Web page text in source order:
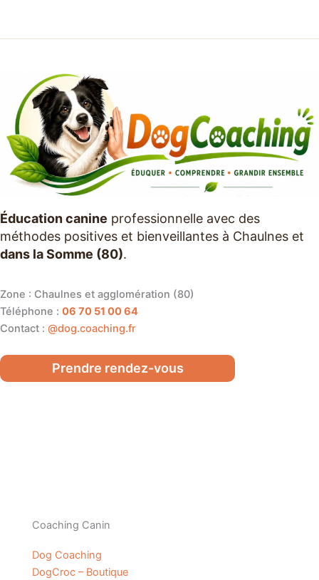
Éducation canine professionnelle avec des
méthodes positives et bienveillantes à Chaulnes et
dans la Somme (80).
Zone : Chaulnes et agglomération (80)
Téléphone : 06 70 51 00 64
Contact : @dog.coaching.fr
Prendre rendez-vous
Coaching Canin
Dog Coaching
DogCroc – Boutique